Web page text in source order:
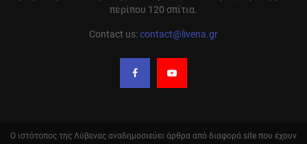
περίπου 120 σπίτια.
Contact us:contact@livena.gr
Ο ιστότοπος της Λύβενας αναδημοσιεύει άρθρα από διαφορά site που έχουν